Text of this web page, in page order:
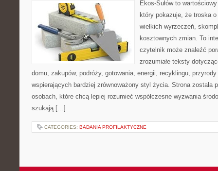
Ekos-Sułów to
który pokazuje, że troska
wielkich wyrzeczeń,
kosztownych zmian. To
czytelnik może znaleźć
zrozumiałe teksty
domu, zakupów, podróży, gotowania, energii, recyklingu,
wspierających bardziej zrównoważony styl życia. Strona została
osobach, które chcą lepiej rozumieć współczesne wyzwania
szukają […]
CATEGORIES: BADANIA PROFILAKTYCZNE